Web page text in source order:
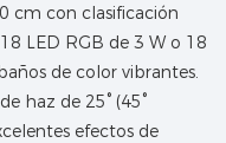
cm con clasificación
LED RGB de 3 W o 18
de color vibrantes.
haz de 25° (45°
efectos de